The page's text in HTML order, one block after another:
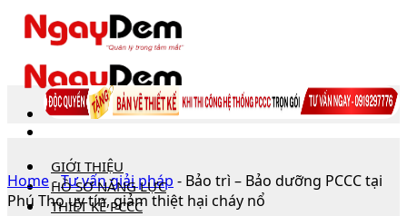
qua
dung
GIỚI THIỆU
HỒ SƠ NĂNG LỰC
THIẾT KẾ PCCC
Home-Tư vấn giải pháp - Bảo trì – Bảo dưỡng PCCC tại
Phú Thọ uy tín, giảm thiệt hại cháy nổ